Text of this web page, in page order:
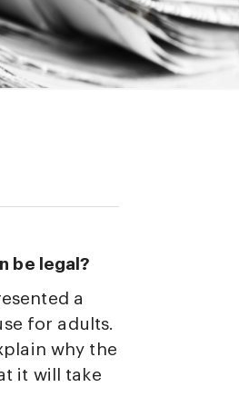
be legal?
a
for adults.
why the
it will take